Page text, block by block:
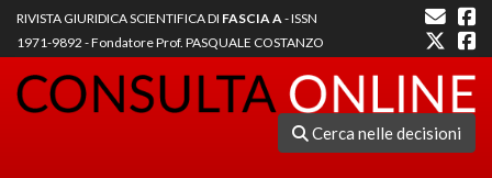
RIVISTA GIURIDICA SCIENTIFICA DI FASCIA A- ISSN
1971-9892 - Fondatore Prof. PASQUALE COSTANZO
Cerca nelle decisioni